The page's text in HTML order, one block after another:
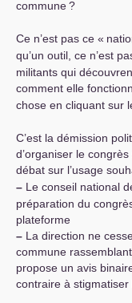
commune?
Ce n’est pas ce «
qu’un outil, ce n’est
militants qui
comment elle
chose en cliquant sur
C’est la démission
d’organiser le
débat sur l’usage
– Le conseil national
préparation du
plateforme
– La direction ne
commune
propose un avis
contraire à stigmatiser